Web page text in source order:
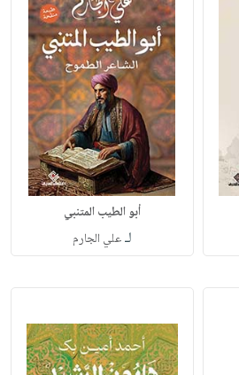
أبو الطيب المتنبي
لـعلي الجارم